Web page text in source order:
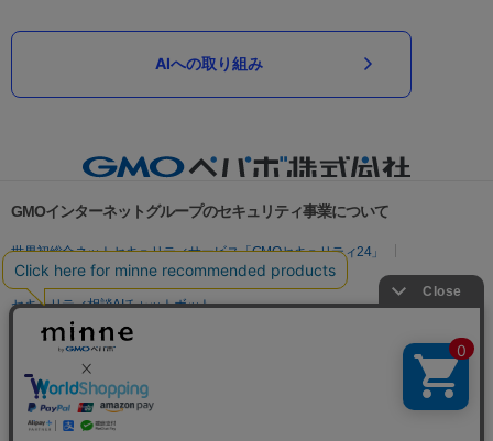
AIへの取り組み
GMOインターネットグループのセキュリティ事業について
世界初総合ネットセキュリティサービス「GMOセキュリティ24」
パスワード漏洩診断
Webサイトリスク診断
セキュリティ相談AIチャットボット
実在証明・盗聴対策
サイバー攻撃対策（GMO Flatt Security）
セキュリティ事業の軌跡